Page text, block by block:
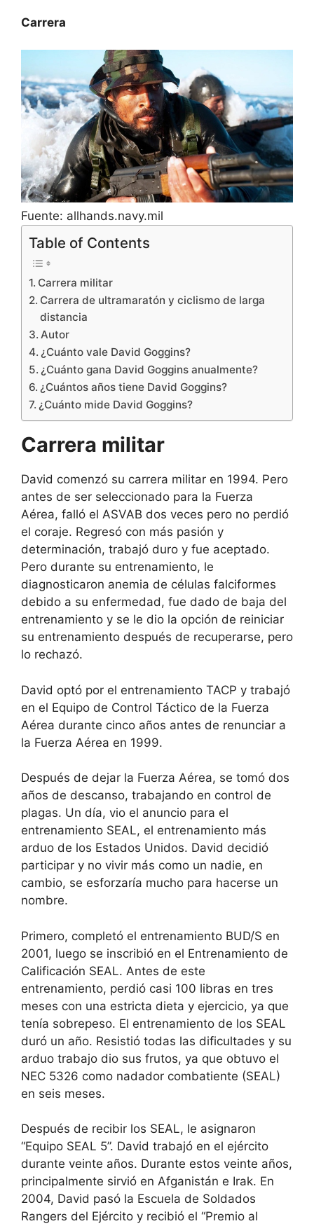
Carrera
Fuente: allhands.navy.mil
Table of Contents
Carrera militar
Carrera de ultramaratón y ciclismo de larga
distancia
Autor
¿Cuánto vale David Goggins?
¿Cuánto gana David Goggins anualmente?
¿Cuántos años tiene David Goggins?
¿Cuánto mide David Goggins?
Carrera militar
David comenzó su carrera militar en 1994. Pero
antes de ser seleccionado para la Fuerza
Aérea, falló el ASVAB dos veces pero no perdió
el coraje. Regresó con más pasión y
determinación, trabajó duro y fue aceptado.
Pero durante su entrenamiento, le
diagnosticaron anemia de células falciformes
debido a su enfermedad, fue dado de baja del
entrenamiento y se le dio la opción de reiniciar
su entrenamiento después de recuperarse, pero
lo rechazó.
David optó por el entrenamiento TACP y trabajó
en el Equipo de Control Táctico de la Fuerza
Aérea durante cinco años antes de renunciar a
la Fuerza Aérea en 1999.
Después de dejar la Fuerza Aérea, se tomó dos
años de descanso, trabajando en control de
plagas. Un día, vio el anuncio para el
entrenamiento SEAL, el entrenamiento más
arduo de los Estados Unidos. David decidió
participar y no vivir más como un nadie, en
cambio, se esforzaría mucho para hacerse un
nombre.
Primero, completó el entrenamiento BUD/S en
2001, luego se inscribió en el Entrenamiento de
Calificación SEAL. Antes de este
entrenamiento, perdió casi 100 libras en tres
meses con una estricta dieta y ejercicio, ya que
tenía sobrepeso. El entrenamiento de los SEAL
duró un año. Resistió todas las dificultades y su
arduo trabajo dio sus frutos, ya que obtuvo el
NEC 5326 como nadador combatiente (SEAL)
en seis meses.
Después de recibir los SEAL, le asignaron
“Equipo SEAL 5”. David trabajó en el ejército
durante veinte años. Durante estos veinte años,
principalmente sirvió en Afganistán e Irak. En
2004, David pasó la Escuela de Soldados
Rangers del Ejército y recibió el “Premio al